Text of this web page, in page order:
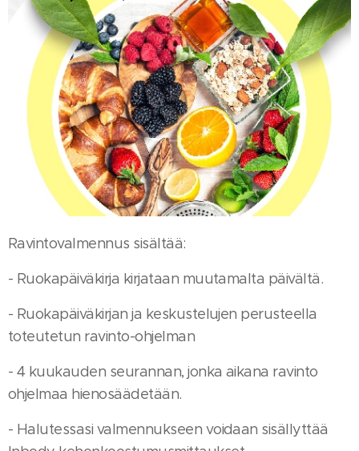
Ravintovalmennus sisältää:
- Ruokapäiväkirja kirjataan muutamalta päivältä.
- Ruokapäiväkirjan ja keskustelujen perusteella
toteutetun ravinto-ohjelman
- 4 kuukauden seurannan, jonka aikana ravinto
ohjelmaa hienosäädetään.
- Halutessasi valmennukseen voidaan sisällyttää